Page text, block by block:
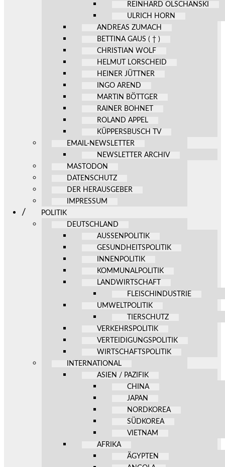
REINHARD OLSCHANSKI
ULRICH HORN
ANDREAS ZUMACH
BETTINA GAUS ( † )
CHRISTIAN WOLF
HELMUT LORSCHEID
HEINER JÜTTNER
INGO AREND
MARTIN BÖTTGER
RAINER BOHNET
ROLAND APPEL
KÜPPERSBUSCH TV
EMAIL-NEWSLETTER
NEWSLETTER ARCHIV
MASTODON
DATENSCHUTZ
DER HERAUSGEBER
IMPRESSUM
POLITIK
DEUTSCHLAND
AUSSENPOLITIK
GESUNDHEITSPOLITIK
INNENPOLITIK
KOMMUNALPOLITIK
LANDWIRTSCHAFT
FLEISCHINDUSTRIE
UMWELTPOLITIK
TIERSCHUTZ
VERKEHRSPOLITIK
VERTEIDIGUNGSPOLITIK
WIRTSCHAFTSPOLITIK
INTERNATIONAL
ASIEN / PAZIFIK
CHINA
JAPAN
NORDKOREA
SÜDKOREA
VIETNAM
AFRIKA
ÄGYPTEN